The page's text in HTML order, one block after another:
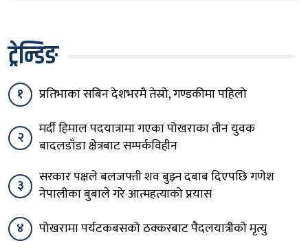
ट्रेन्डिङ
१ प्रतिभाका सबिन देशभरमै तेस्रो, गण्डकीमा पहिलो
२
मर्दी हिमाल पदयात्रामा गएका पोखराका तीन युवक
बादलडाँडा क्षेत्रबाट सम्पर्कविहीन
३
सरकार पक्षले बलजफ्ती शव बुझ्न दबाब दिएपछि गणेश
नेपालीका बुबाले गरे आत्महत्याको प्रयास
४
पोखरामा पर्यटकबसको ठक्करबाट पैदलयात्रीको मृत्यु